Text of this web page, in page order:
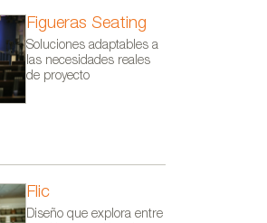
Figueras Seating
Soluciones adaptables a
las necesidades reales
de proyecto
Flic
Diseño que explora entre